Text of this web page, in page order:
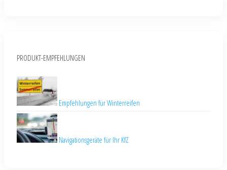
PRODUKT-EMPFEHLUNGEN
Empfehlungen für Winterreifen
Navigationsgeräte für Ihr KfZ